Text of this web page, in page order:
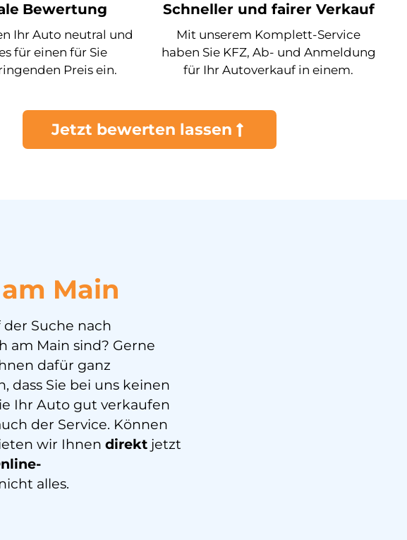
Bewertung
Ihr Auto neutral und
für einen für Sie
Preis ein.
Schneller und fairer Verkauf
Mit unserem Komplett-Service
haben Sie KFZ, Ab- und Anmeldung
für Ihr Autoverkauf in einem.
Jetzt bewerten lassen
Main
Suche nach
am Main sind? Gerne
dafür ganz
dass Sie bei uns keinen
Ihr Auto gut verkaufen
der Service. Können
wir Ihnen direkt jetzt
alles.